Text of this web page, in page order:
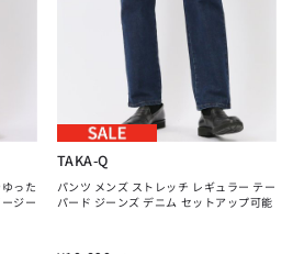
った
ジー
TAKA-Q
パンツ メンズ ストレッチ レギュラー テー
パード ジーンズ デニム セットアップ可能